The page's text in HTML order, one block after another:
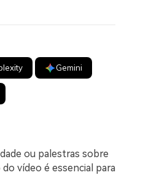
Gemini
ou palestras sobre
vídeo é essencial para